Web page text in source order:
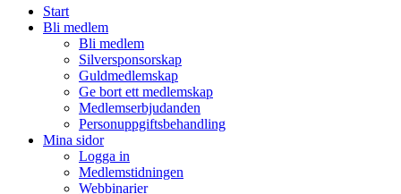
Start
Bli medlem
Bli medlem
Silversponsorskap
Guldmedlemskap
Ge bort ett medlemskap
Medlemserbjudanden
Personuppgiftsbehandling
Mina sidor
Logga in
Medlemstidningen
Webbinarier